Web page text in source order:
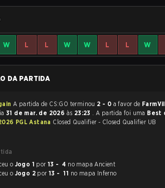
W L L W W L L W
DA PARTIDA
A partida de CS:GO terminou 2 - 0 a favor de
31 de mar. de 2026 às 23:23 . A partida foi uma Best
PGL Astana Closed Qualifier - Closed Qualifier UB
o Jogo 1 por 13 - 4 no mapa Ancient
o Jogo 2 por 13 - 11 no mapa Inferno